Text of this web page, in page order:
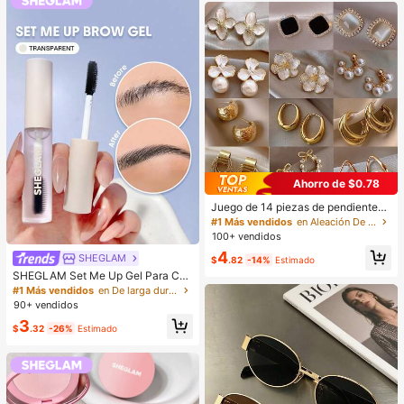
SHEGLAM
SHEGLAM Set Me Up Gel Para Cej
as Marca De Belleza CosméTica M
aquillaje Para Mujeres Y NiñAs
#1 Más vendidos
en De larga duración Cejas
90+ vendidos
$3.32 -26% Estimado
Ahorro de $0.78
Juego de 14 piezas de pendientes
de perlas de lujo, nuevo diseño mini
malista único y elegante para mujer
#1 Más vendidos
en Aleación De Zinc Conjuntos de Aretes para Mujer
100+ vendidos
$4.82 -14% Estimado